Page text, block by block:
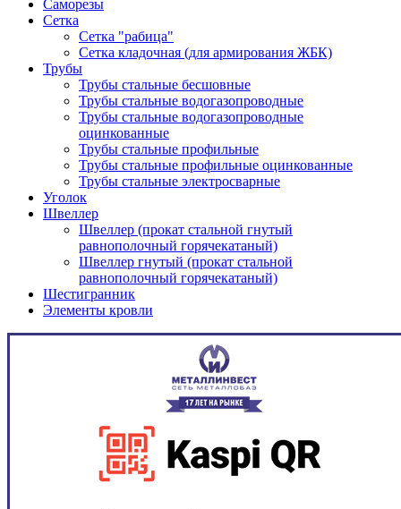
Саморезы
Сетка
Сетка "рабица"
Сетка кладочная (для армирования ЖБК)
Трубы
Трубы стальные бесшовные
Трубы стальные водогазопроводные
Трубы стальные водогазопроводные
оцинкованные
Трубы стальные профильные
Трубы стальные профильные оцинкованные
Трубы стальные электросварные
Уголок
Швеллер
Швеллер (прокат стальной гнутый
равнополочный горячекатаный)
Швеллер гнутый (прокат стальной
равнополочный горячекатаный)
Шестигранник
Элементы кровли